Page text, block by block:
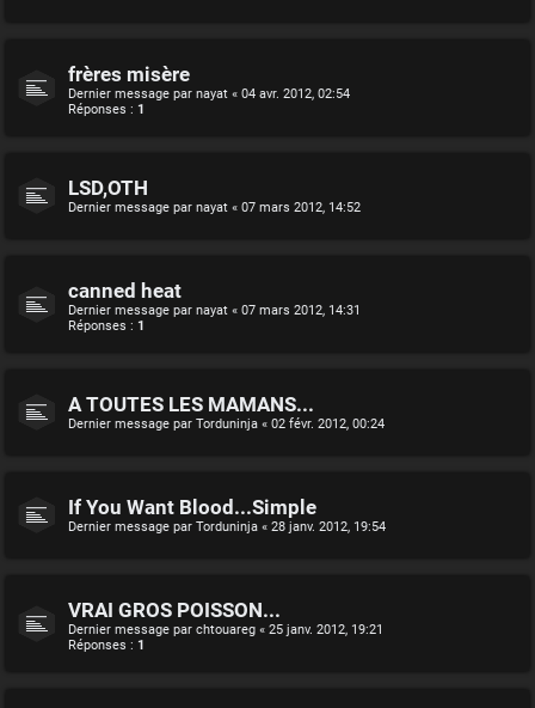
frères misère
Dernier message par nayat « 04 avr. 2012, 02:54
Réponses : 1
LSD,OTH
Dernier message par nayat « 07 mars 2012, 14:52
canned heat
Dernier message par nayat « 07 mars 2012, 14:31
Réponses : 1
A TOUTES LES MAMANS...
Dernier message par Torduninja « 02 févr. 2012, 00:24
If You Want Blood...Simple
Dernier message par Torduninja « 28 janv. 2012, 19:54
VRAI GROS POISSON...
Dernier message par chtouareg « 25 janv. 2012, 19:21
Réponses : 1